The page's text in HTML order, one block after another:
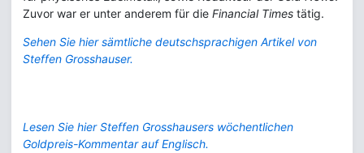
Zuvor war er unter anderem für die Financial Times tätig.
Sehen Sie hier sämtliche deutschsprachigen Artikel von
Steffen Grosshauser.
Lesen Sie hier Steffen Grosshausers wöchentlichen
Goldpreis-Kommentar auf Englisch.